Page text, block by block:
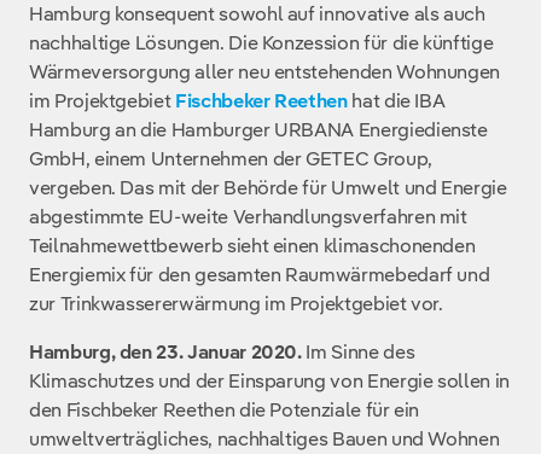
Hamburg konsequent sowohl auf innovative als auch
nachhaltige Lösungen. Die Konzession für die künftige
Wärmeversorgung aller neu entstehenden Wohnungen
im ProjektgebietFischbeker Reethenhat die IBA
Hamburg an die Hamburger URBANA Energiedienste
GmbH, einem Unternehmen der GETEC Group,
vergeben. Das mit der Behörde für Umwelt und Energie
abgestimmte EU-weite Verhandlungsverfahren mit
Teilnahmewettbewerb sieht einen klimaschonenden
Energiemix für den gesamten Raumwärmebedarf und
zur Trinkwassererwärmung im Projektgebiet vor.
Hamburg, den 23. Januar 2020.Im Sinne des
Klimaschutzes und der Einsparung von Energie sollen in
den Fischbeker Reethen die Potenziale für ein
umweltverträgliches, nachhaltiges Bauen und Wohnen